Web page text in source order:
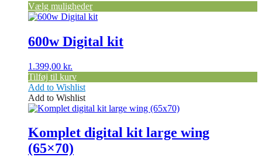
Vælg muligheder
600w Digital kit
1.399,00 kr.
Tilføj til kurv
Add to Wishlist
Add to Wishlist
Komplet digital kit large wing
(65×70)
Dette
har
flere
varianter.